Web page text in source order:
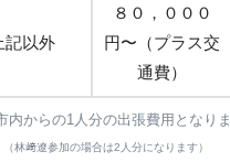
記以外
８０，０００
円〜（プラス交
通費）
内からの1人分の出張費用となりま
（林﨑遼参加の場合は2人分になります）